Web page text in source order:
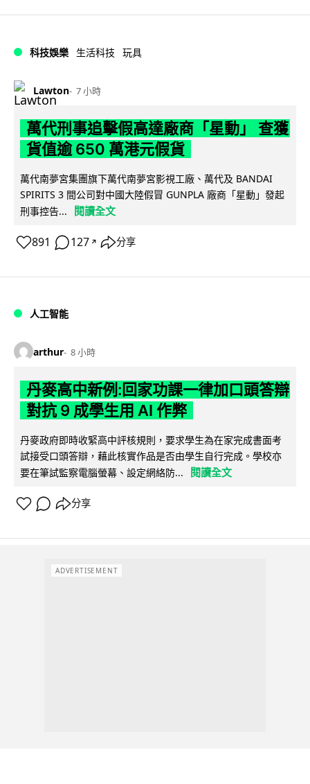
科技娛樂 生活科技 玩具
Lawton 7 小時
萬代刑事追擊假高達廠商「星動」 查獲
貨值逾 650 萬港元假貨
萬代南夢宮集團旗下萬代南夢宮影視工廠、萬代及 BANDAI
SPIRITS 3 間公司對中國大陸假冒 GUNPLA 廠商「星動」發起
刑事控告...
閱讀全文
891 127 ↗ 分享
人工智能
arthur 8 小時
丹麥高中新例:回家功課一律加口頭答辯
對抗 9 成學生用 AI 作弊
丹麥政府即時收緊高中評核規則，要求學生為在家完成書面考
試接受口頭答辯，藉此核實作品是否由學生自行完成。學校亦
要在筆試監察電腦螢幕、設定網絡防...
閱讀全文
分享
ADVERTISEMENT